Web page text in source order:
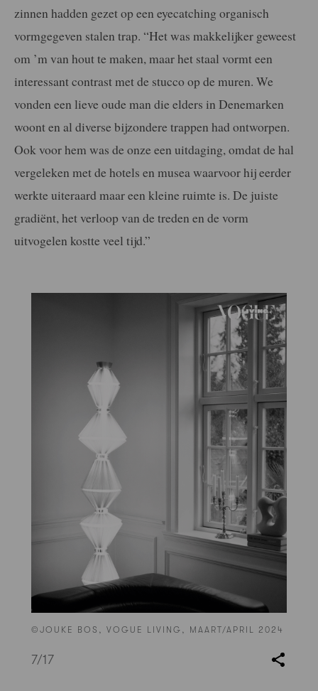
zinnen hadden gezet op een eyecatching organisch
vormgegeven stalen trap. “Het was makkelijker geweest
om ’m van hout te maken, maar het staal vormt een
interessant contrast met de stucco op de muren. We
vonden een lieve oude man die elders in Denemarken
woont en al diverse bijzondere trappen had ontworpen.
Ook voor hem was de onze een uitdaging, omdat de hal
vergeleken met de hotels en musea waarvoor hij eerder
werkte uiteraard maar een kleine ruimte is. De juiste
gradiënt, het verloop van de treden en de vorm
uitvogelen kostte veel tijd.”
©JOUKE BOS, VOGUE LIVING, MAART/APRIL 2024
7/17